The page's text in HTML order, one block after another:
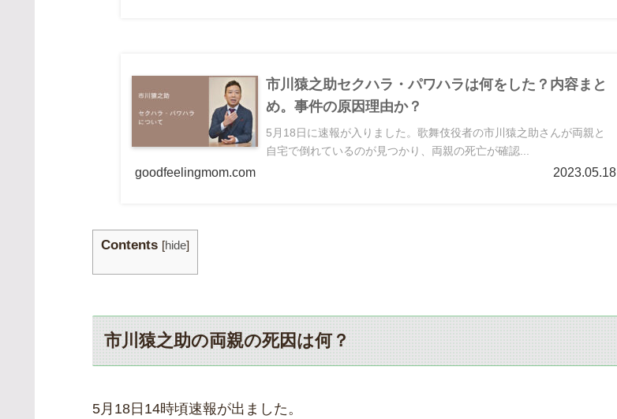
市川猿之助セクハラ・パワハラは何をした？内容まと
め。事件の原因理由か？
5月18日に速報が入りました。歌舞伎役者の市川猿之助さんが両親と
自宅で倒れているのが見つかり、両親の死亡が確認...
goodfeelingmom.com 2023.05.18
Contents [hide]
市川猿之助の両親の死因は何？
5月18日14時頃速報が出ました。